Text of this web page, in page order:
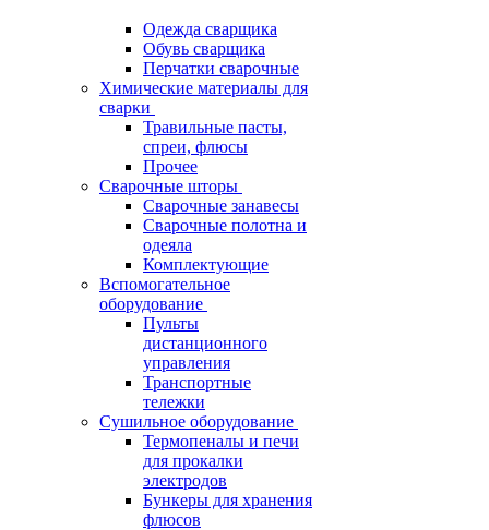
Одежда сварщика
Обувь сварщика
Перчатки сварочные
Химические материалы для
сварки
Травильные пасты,
спреи, флюсы
Прочее
Сварочные шторы
Сварочные занавесы
Сварочные полотна и
одеяла
Комплектующие
Вспомогательное
оборудование
Пульты
дистанционного
управления
Транспортные
тележки
Сушильное оборудование
Термопеналы и печи
для прокалки
электродов
Бункеры для хранения
флюсов